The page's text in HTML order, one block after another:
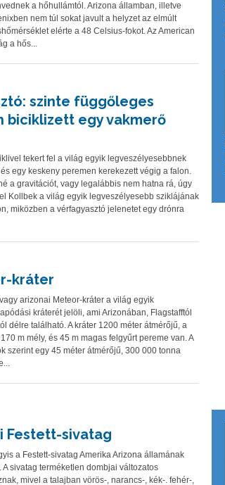
a hőhullámtól. Arizona államban, illetve
nem túl sokat javult a helyzet az elmúlt
elérte a 48 Celsius-fokot. Az American
a hős...
szinte függőleges
biciklizett egy vakmerő
tekert fel a világ egyik legveszélyesebbnek
egy keskeny peremen kerekezett végig a falon.
a gravitációt, vagy legalábbis nem hatna rá, úgy
Kollbek a világ egyik legveszélyesebb sziklájának
miközben a vérfagyasztó jelenetet egy drónra
kráter
arizonai Meteor-kráter a világ egyik
kráterét jelöli, ami Arizonában, Flagstafftól
délre található. A kráter 1200 méter átmérőjű, a
m mély, és 45 m magas felgyűrt pereme van. A
szerint egy 45 méter átmérőjű, 300 000 tonna
Festett-sivatag
a Festett-sivatag Amerika Arizona államának
sivatag terméketlen dombjai változatos
mivel a talajban vörös-, narancs-, kék-. fehér-,